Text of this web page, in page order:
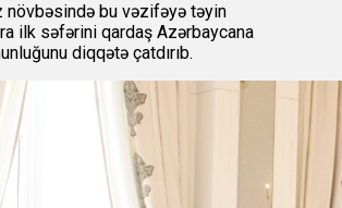
növbəsində bu vəzifəyə təyin
ilk səfərini qardaş Azərbaycana
diqqətə çatdırıb.